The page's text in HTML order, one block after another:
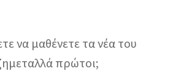
να μαθένετε τα νέα του
πρώτοι;